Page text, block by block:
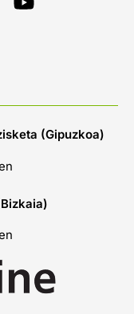
(Gipuzkoa)